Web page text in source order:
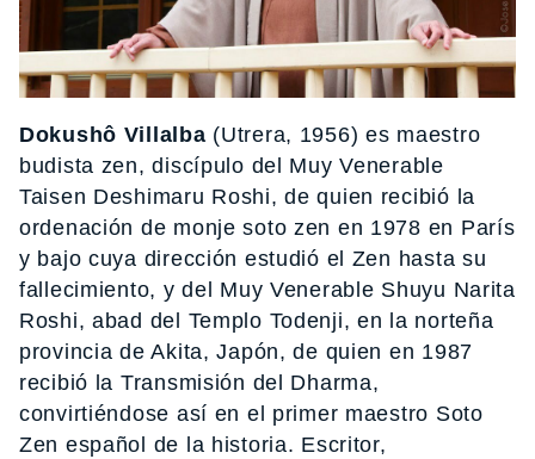
Dokushô Villalba (Utrera, 1956) es maestro
budista zen, discípulo del Muy Venerable
Taisen Deshimaru Roshi, de quien recibió la
ordenación de monje soto zen en 1978 en París
y bajo cuya dirección estudió el Zen hasta su
fallecimiento, y del Muy Venerable Shuyu Narita
Roshi, abad del Templo Todenji, en la norteña
provincia de Akita, Japón, de quien en 1987
recibió la Transmisión del Dharma,
convirtiéndose así en el primer maestro Soto
Zen español de la historia. Escritor,